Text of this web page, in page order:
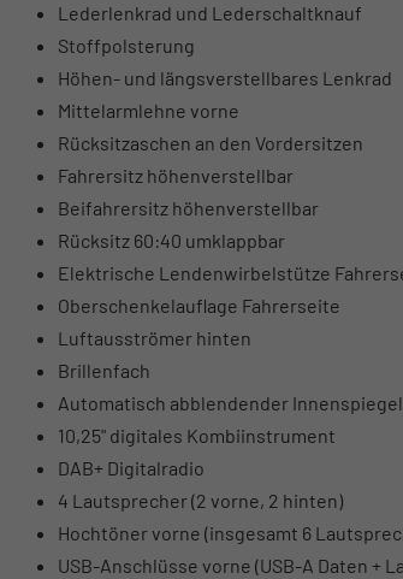
Lederlenkrad und Lederschaltknauf
Stoffpolsterung
Höhen- und längsverstellbares Lenkrad
Mittelarmlehne vorne
Rücksitzaschen an den Vordersitzen
Fahrersitz höhenverstellbar
Beifahrersitz höhenverstellbar
Rücksitz 60:40 umklappbar
Elektrische Lendenwirbelstütze
Oberschenkelauflage Fahrerseite
Luftausströmer hinten
Brillenfach
Automatisch abblendender Innenspiegel
10,25" digitales Kombiinstrument
DAB+ Digitalradio
4 Lautsprecher (2 vorne, 2 hinten)
Hochtöner vorne (insgesamt 6
USB-Anschlüsse vorne (USB-A Daten +